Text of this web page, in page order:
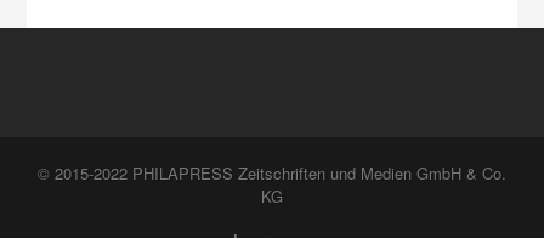
© 2015-2022 PHILAPRESS Zeitschriften und Medien GmbH & Co.
KG